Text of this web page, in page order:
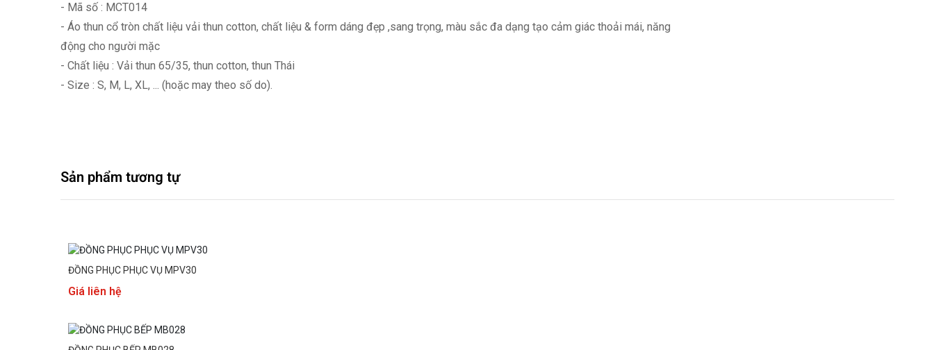
- Mã số : MCT014
- Áo thun cổ tròn chất liệu vải thun cotton, chất liệu & form dáng đẹp ,sang trọng, màu sắc đa dạng tạo cảm giác thoải mái, năng
động cho người mặc
- Chất liệu : Vải thun 65/35, thun cotton, thun Thái
- Size : S, M, L, XL, ... (hoặc may theo số do).
Sản phẩm tương tự
ĐỒNG PHỤC PHỤC VỤ MPV30
Giá liên hệ